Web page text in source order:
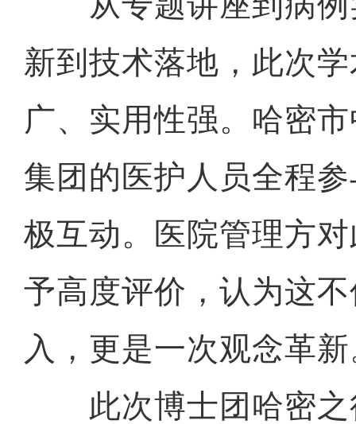
新到技术落地，此次
广、实用性强。哈密
集团的医护人员全程
极互动。医院管理方
予高度评价，认为这
入，更是一次观念革
此次博士团哈密之